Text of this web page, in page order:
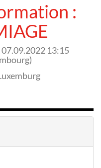
:
07.09.2022 13:15
)